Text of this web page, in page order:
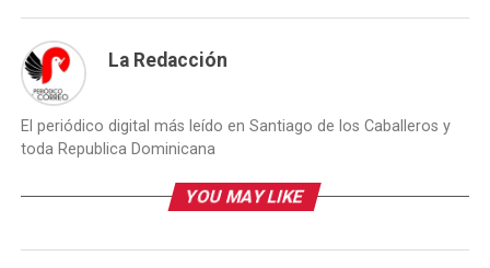
La Redacción
El periódico digital más leído en Santiago de los Caballeros y
toda Republica Dominicana
YOU MAY LIKE